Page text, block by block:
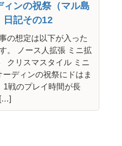
ィンの祝祭（マル島
日記その12
の想定は以下が入った
。 ノース人拡張 ミニ拡
クリスマスタイル ミニ
ディンの祝祭にドはま
1戦のプレイ時間が長